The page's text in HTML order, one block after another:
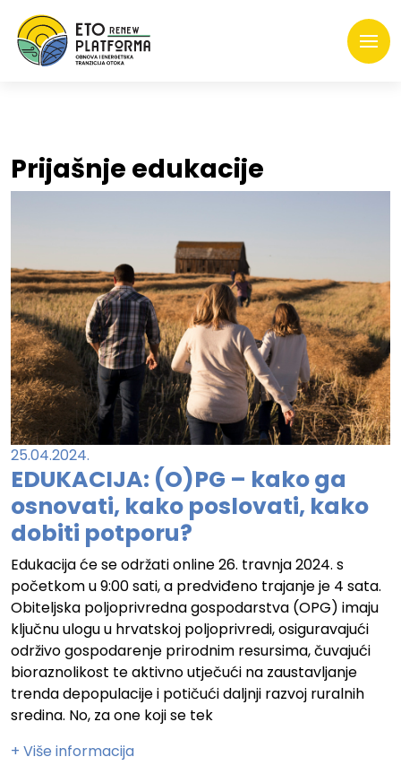
Prijašnje edukacije
25.04.2024.
EDUKACIJA: (O)PG – kako ga
osnovati, kako poslovati, kako
dobiti potporu?
Edukacija će se održati online 26. travnja 2024. s
početkom u 9:00 sati, a predviđeno trajanje je 4 sata.
Obiteljska poljoprivredna gospodarstva (OPG) imaju
ključnu ulogu u hrvatskoj poljoprivredi, osiguravajući
održivo gospodarenje prirodnim resursima, čuvajući
bioraznolikost te aktivno utječući na zaustavljanje
trenda depopulacije i potičući daljnji razvoj ruralnih
sredina. No, za one koji se tek
+ Više informacija